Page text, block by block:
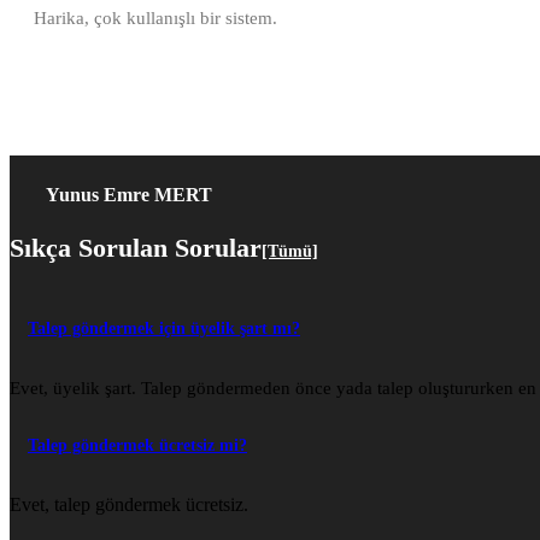
Harika, çok kullanışlı bir sistem.
Yunus Emre MERT
Sıkça Sorulan Sorular[Tümü]
Talep göndermek için üyelik şart mı?
Evet, üyelik şart. Talep göndermeden önce yada talep oluştururken
Talep göndermek ücretsiz mi?
Evet, talep göndermek ücretsiz.